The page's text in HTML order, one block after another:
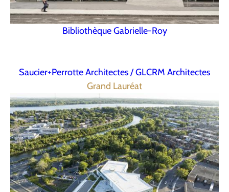
Bibliothèque Gabrielle-Roy
Saucier+Perrotte Architectes / GLCRM Architectes
Grand Lauréat